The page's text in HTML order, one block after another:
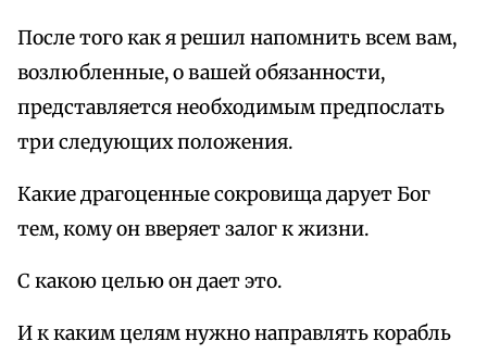
После того как я решил напомнить всем вам,
возлюбленные, о вашей обязанности,
представляется необходимым предпослать
три следующих положения.
Какие драгоценные сокровища дарует Бог
тем, кому он вверяет залог к жизни.
С какою целью он дает это.
И к каким целям нужно направлять корабль